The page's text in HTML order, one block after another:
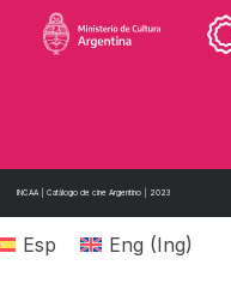
INCAA | Catálogo de cine Argentino | 2023
Esp Eng (Ing)